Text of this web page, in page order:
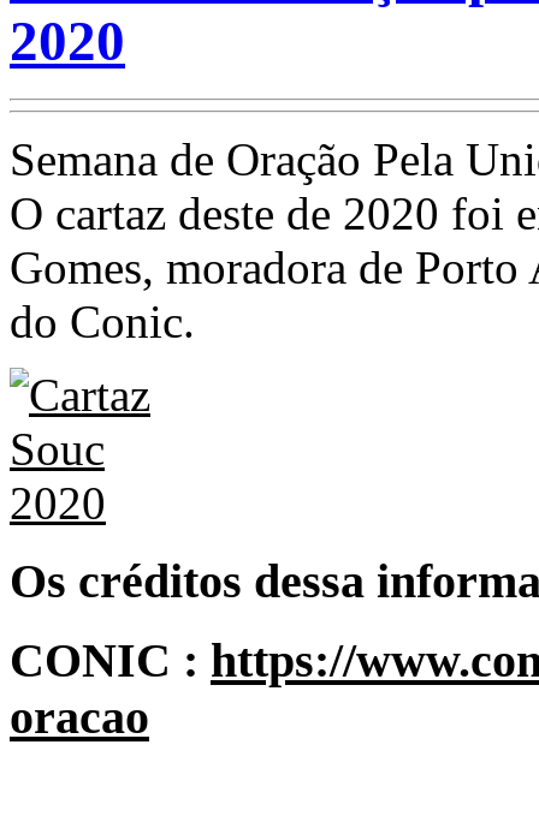
2020
Semana de Oração Pela
O cartaz deste de 2020 foi
Gomes, moradora de
do Conic.
Os créditos dessa
CONIC : https://
oracao